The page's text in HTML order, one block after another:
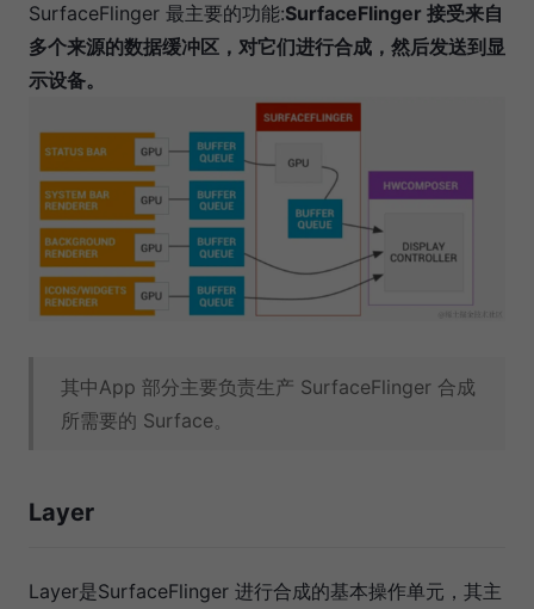
SurfaceFlinger 最主要的功能:SurfaceFlinger 接受来自
多个来源的数据缓冲区，对它们进行合成，然后发送到显
示设备。
其中App 部分主要负责生产 SurfaceFlinger 合成
所需要的 Surface。
Layer
Layer是SurfaceFlinger 进行合成的基本操作单元，其主